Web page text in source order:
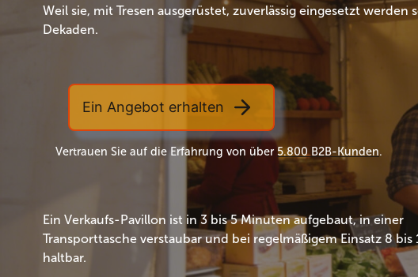
Weil sie, mit Tresen ausgerüstet, zuverlässig eingesetzt werden
Dekaden.
Ein Angebot erhalten
Vertrauen Sie auf die Erfahrung von über5.800 B2B-Kunden.
Ein Verkaufs-Pavillon ist in 3 bis 5 Minuten aufgebaut, in einer
Transporttasche verstaubar und bei regelmäßigem Einsatz 8 bis
haltbar.